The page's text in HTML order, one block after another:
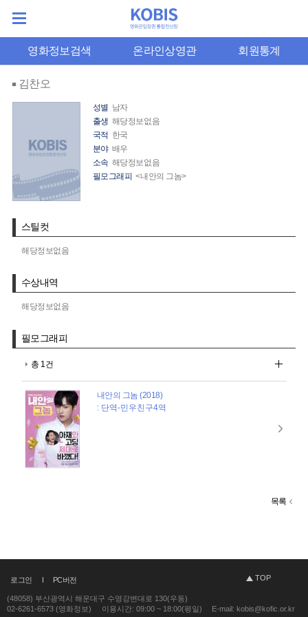
영화정보검색 온라인상영관 회원통계
김찬오
성별 남자
출생 해당정보없음
국적 한국
분야 배우
소속 해당정보없음
필모그래피 <내안의 그놈>
스틸컷
해당정보없음
수상내역
해당정보없음
필모그래피
총 1건
내안의 그놈 (2018)
: 단역-민우친구4역
목록
로그인 PC버전 TOP
(48058) 부산광역시 해운대구 수영강변대로 130(우동)
02-6261-6573 (영화정보)
이용시간: 09:00 ~ 18:00(평일) E-mail: kobis@kofic.or.kr